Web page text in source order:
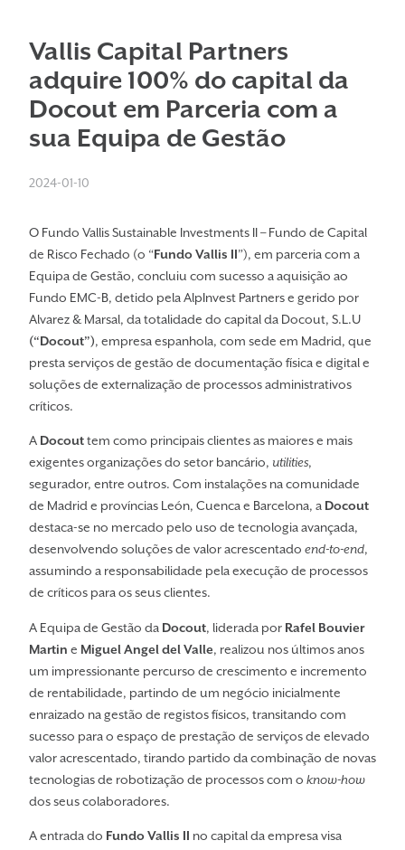
Vallis Capital Partners
adquire 100% do capital da
Docout em Parceria com a
sua Equipa de Gestão
2024-01-10
O Fundo Vallis Sustainable Investments II – Fundo de Capital
de Risco Fechado (o “Fundo Vallis II ”), em parceria com a
Equipa de Gestão, concluiu com sucesso a aquisição ao
Fundo EMC-B, detido pela AlpInvest Partners e gerido por
Alvarez & Marsal, da totalidade do capital da Docout, S.L.U
(“Docout”), empresa espanhola, com sede em Madrid, que
presta serviços de gestão de documentação física e digital e
soluções de externalização de processos administrativos
críticos.
A Docouttem como principais clientes as maiores e mais
exigentes organizações do setor bancário, utilities,
segurador, entre outros. Com instalações na comunidade
de Madrid e províncias León, Cuenca e Barcelona, a Docout
destaca-se no mercado pelo uso de tecnologia avançada,
desenvolvendo soluções de valor acrescentado end-to-end,
assumindo a responsabilidade pela execução de processos
de críticos para os seus clientes.
A Equipa de Gestão da Docout, liderada por Rafel Bouvier
Martin e Miguel Angel del Valle, realizou nos últimos anos
um impressionante percurso de crescimento e incremento
de rentabilidade, partindo de um negócio inicialmente
enraizado na gestão de registos físicos, transitando com
sucesso para o espaço de prestação de serviços de elevado
valor acrescentado, tirando partido da combinação de novas
tecnologias de robotização de processos com o know-how
dos seus colaboradores.
A entrada do Fundo Vallis II
no capital da empresa visa